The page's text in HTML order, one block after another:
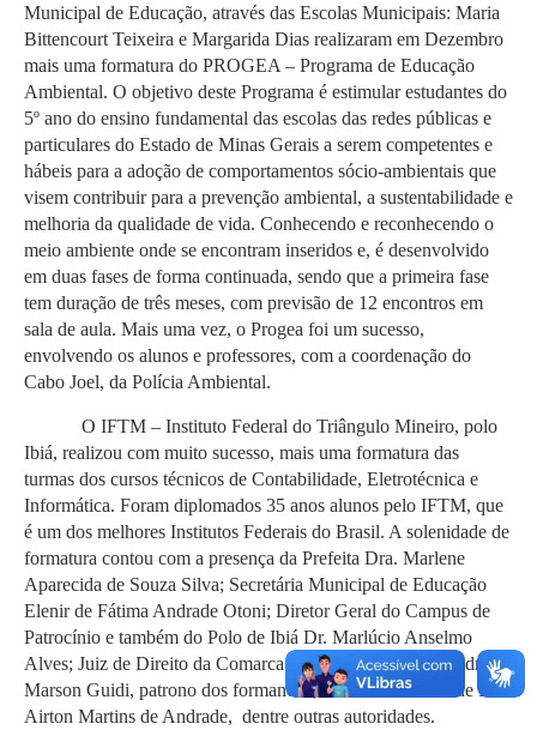
Municipal de Educação, através das Escolas Municipais: Maria
Bittencourt Teixeira e Margarida Dias realizaram em Dezembro
mais uma formatura do PROGEA – Programa de Educação
Ambiental. O objetivo deste Programa é estimular estudantes do
5º ano do ensino fundamental das escolas das redes públicas e
particulares do Estado de Minas Gerais a serem competentes e
hábeis para a adoção de comportamentos sócio-ambientais que
visem contribuir para a prevenção ambiental, a sustentabilidade e
melhoria da qualidade de vida. Conhecendo e reconhecendo o
meio ambiente onde se encontram inseridos e, é desenvolvido
em duas fases de forma continuada, sendo que a primeira fase
tem duração de três meses, com previsão de 12 encontros em
sala de aula. Mais uma vez, o Progea foi um sucesso,
envolvendo os alunos e professores, com a coordenação do
Cabo Joel, da Polícia Ambiental.
O IFTM – Instituto Federal do Triângulo Mineiro, polo
Ibiá, realizou com muito sucesso, mais uma formatura das
turmas dos cursos técnicos de Contabilidade, Eletrotécnica e
Informática. Foram diplomados 35 anos alunos pelo IFTM, que
é um dos melhores Institutos Federais do Brasil. A solenidade de
formatura contou com a presença da Prefeita Dra. Marlene
Aparecida de Souza Silva; Secretária Municipal de Educação
Elenir de Fátima Andrade Otoni; Diretor Geral do Campus de
Patrocínio e também do Polo de Ibiá Dr. Marlúcio Anselmo
Alves; Juiz de Direito da Comarca de Ibiá Dr. José Alexandre
Marson Guidi, patrono dos formandos; Diretor do IFTM de Ibiá
Airton Martins de Andrade, dentre outras autoridades.